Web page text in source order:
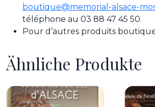
boutique@memorial-alsace-
téléphone au 03 88 47 45 50.
Pour d’autres produits
Ähnliche Produkte